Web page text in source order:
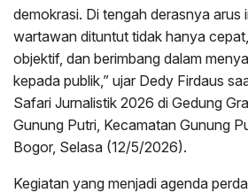
demokrasi. Di tengah derasnya arus
wartawan dituntut tidak hanya
objektif, dan berimbang dalam
kepada publik,” ujar Dedy Firdaus
Safari Jurnalistik 2026 di Gedung
Gunung Putri, Kecamatan Gunung
Bogor, Selasa (12/5/2026).
Kegiatan yang menjadi agenda